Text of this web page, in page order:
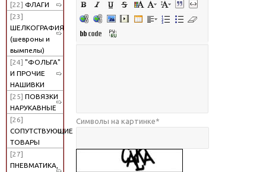
[22] ФЛАГИ
[23]
ШЕЛКОГРАФИЯ
(шевроны и
вымпелы)
[24] "ФОЛЬГА"
И ПРОЧИЕ
НАШИВКИ
[25] ПОВЯЗКИ
НАРУКАВНЫЕ
[26]
СОПУТСТВУЮЩИЕ
ТОВАРЫ
[27]
ПНЕВМАТИКА,
Символы на картинке*